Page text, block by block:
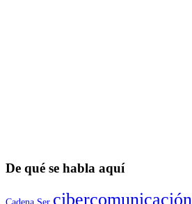
De qué se habla aquí
Cadena Ser cibercomunicación